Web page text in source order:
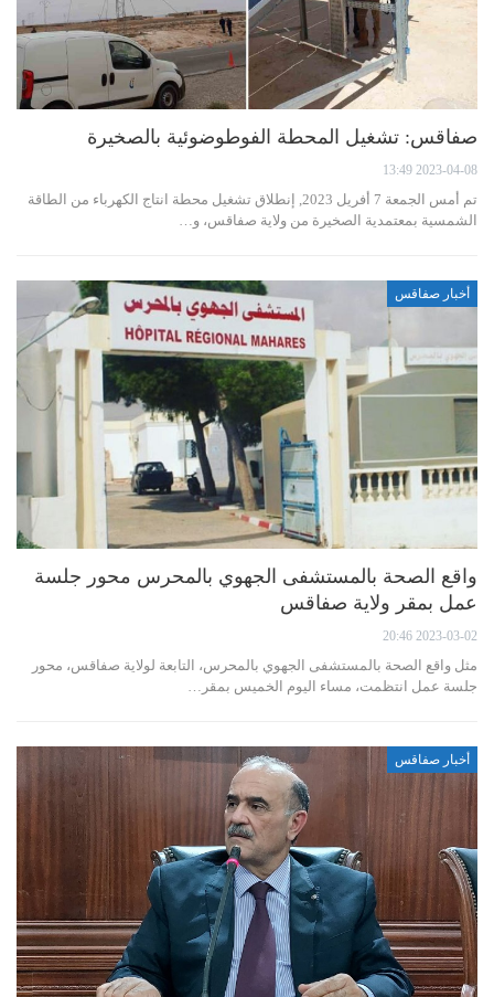
صفاقس: تشغيل المحطة الفوطوضوئية بالصخيرة
2023-04-08 13:49
تم أمس الجمعة 7 أفريل 2023, إنطلاق تشغيل محطة انتاج الكهرباء من الطاقة
الشمسية بمعتمدية الصخيرة من ولاية صفاقس، و…
أخبار صفاقس
واقع الصحة بالمستشفى الجهوي بالمحرس محور جلسة
عمل بمقر ولاية صفاقس
2023-03-02 20:46
مثل واقع الصحة بالمستشفى الجهوي بالمحرس، التابعة لولاية صفاقس، محور
جلسة عمل انتظمت، مساء اليوم الخميس بمقر…
أخبار صفاقس